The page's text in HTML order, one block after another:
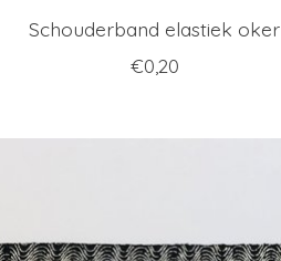
Schouderband elastiek oker
€0,20